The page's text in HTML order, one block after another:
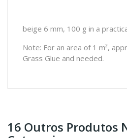
beige 6 mm, 100 g in a
Note: For an area of 1 m²,
Grass Glue and needed.
16 Outros Produtos